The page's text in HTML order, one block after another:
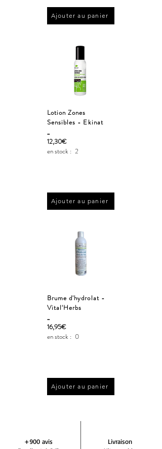
Ajouter au panier
Lotion Zones
Sensibles - Ekinat
_
12,30€
en stock : 2
Ajouter au panier
Brume d'hydrolat -
Vital'Herbs
_
16,95€
en stock : 0
Ajouter au panier
+900 avis
Livraison